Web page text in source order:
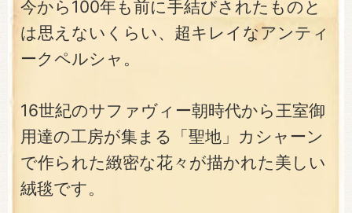
今から100年も前に手結びされたものと
は思えないくらい、超キレイなアンティ
ークペルシャ。
16世紀のサファヴィー朝時代から王室御
用達の工房が集まる「聖地」カシャーン
で作られた緻密な花々が描かれた美しい
絨毯です。